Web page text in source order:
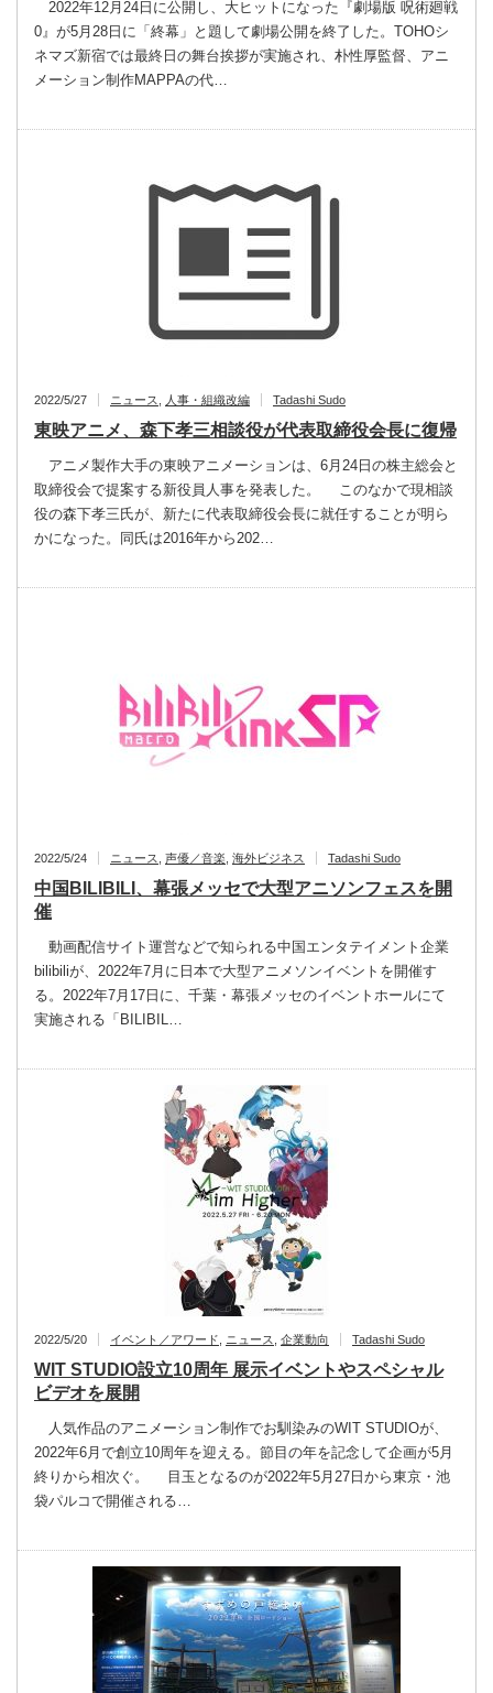
2022年12月24日に公開し、大ヒットになった『劇場版 呪術廻戦
0』が5月28日に「終幕」と題して劇場公開を終了した。TOHOシ
ネマズ新宿では最終日の舞台挨拶が実施され、朴性厚監督、アニ
メーション制作MAPPAの代…
2022/5/27 ニュース 人事・組織改編 Tadashi Sudo
東映アニメ、森下孝三相談役が代表取締役会長に復帰
アニメ製作大手の東映アニメーションは、6月24日の株主総会と
取締役会で提案する新役員人事を発表した。 このなかで現相談
役の森下孝三氏が、新たに代表取締役会長に就任することが明ら
かになった。同氏は2016年から202…
2022/5/24 ニュース 声優／音楽 海外ビジネス Tadashi Sudo
中国BILIBILI、幕張メッセで大型アニソンフェスを開
催
動画配信サイト運営などで知られる中国エンタテイメント企業
bilibiliが、2022年7月に日本で大型アニメソンイベントを開催す
る。2022年7月17日に、千葉・幕張メッセのイベントホールにて
実施される「BILIBIL…
2022/5/20 イベント／アワード ニュース 企業動向 Tadashi Sudo
WIT STUDIO設立10周年 展示イベントやスペシャル
ビデオを展開
人気作品のアニメーション制作でお馴染みのWIT STUDIOが、
2022年6月で創立10周年を迎える。節目の年を記念して企画が5月
終りから相次ぐ。 目玉となるのが2022年5月27日から東京・池
袋パルコで開催される…